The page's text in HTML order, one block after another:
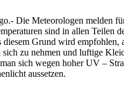
Die Meteorologen melden
sind in allen Teilen
diesem Grund wird empfohlen,
sich zu nehmen und luftige
sich wegen hoher UV –
aussetzen.